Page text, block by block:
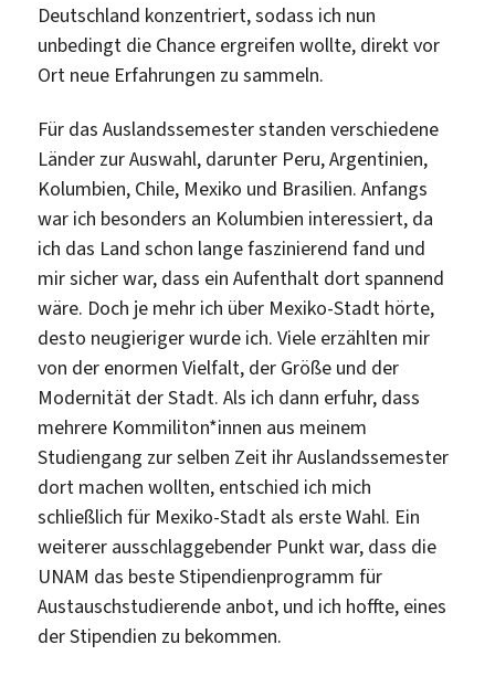
Deutschland konzentriert, sodass ich nun
unbedingt die Chance ergreifen wollte, direkt vor
Ort neue Erfahrungen zu sammeln.
Für das Auslandssemester standen verschiedene
Länder zur Auswahl, darunter Peru, Argentinien,
Kolumbien, Chile, Mexiko und Brasilien. Anfangs
war ich besonders an Kolumbien interessiert, da
ich das Land schon lange faszinierend fand und
mir sicher war, dass ein Aufenthalt dort spannend
wäre. Doch je mehr ich über Mexiko-Stadt hörte,
desto neugieriger wurde ich. Viele erzählten mir
von der enormen Vielfalt, der Größe und der
Modernität der Stadt. Als ich dann erfuhr, dass
mehrere Kommiliton*innen aus meinem
Studiengang zur selben Zeit ihr Auslandssemester
dort machen wollten, entschied ich mich
schließlich für Mexiko-Stadt als erste Wahl. Ein
weiterer ausschlaggebender Punkt war, dass die
UNAM das beste Stipendienprogramm für
Austauschstudierende anbot, und ich hoffte, eines
der Stipendien zu bekommen.